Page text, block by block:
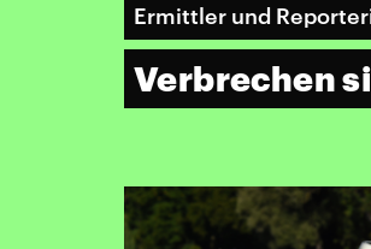
Ermittler und
Verbrechen